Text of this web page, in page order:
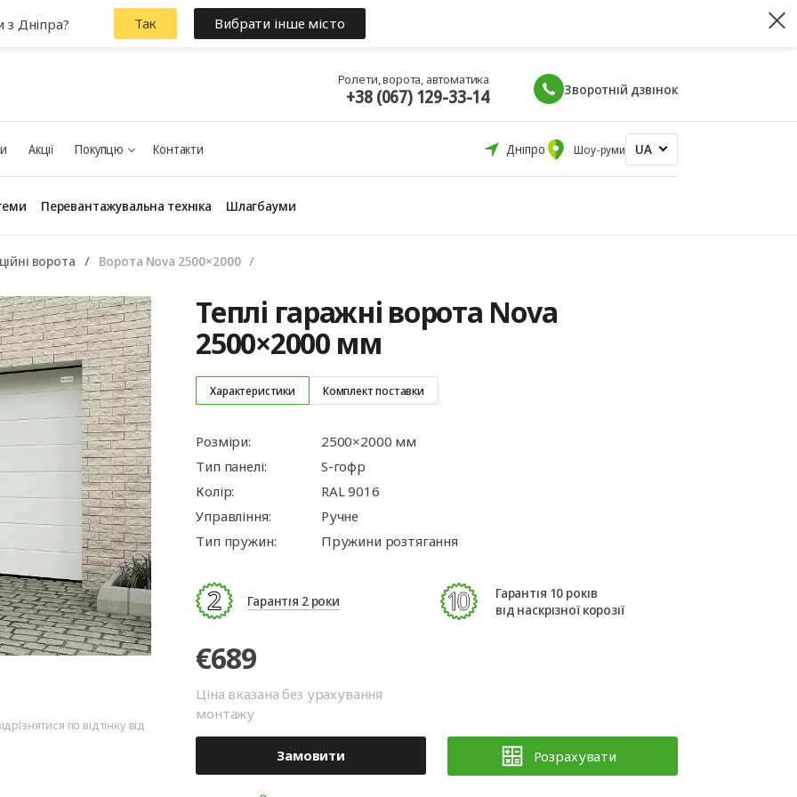
Ролети, ворота, автоматика
+38 (067) 129-33-14 Зворотній дзвінок
Акції Покупцю Контакти Дніпро Шоу-руми UA
Панорамні ворота
Автоматика для
гаражних воріт
Автоматика для
Ролетні решітки
Перевантажувальна техніка
Перевантажувальні
майданчики
Перевантажувальні
Шлагбауми
ворота Ворота Nova 2500×2000
по відтінку від
Теплі гаражні ворота Nova
2500×2000 мм
Характеристики Комплект поставки
Розміри:
2500×2000 мм
Тип панелі:
S-гофр
Колір:
RAL 9016
Управління:
Ручне
Тип пружин:
Пружини розтягання
Гарантія 2 роки
Гарантія 10 років
від наскрізної корозії
€689
Ціна вказана без урахування
монтажу
Замовити Розрахувати
з Дніпра? Так Вибрати інше місто